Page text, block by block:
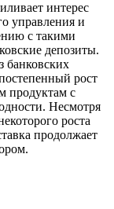
интерес
управления и
с такими
депозиты.
банковских
рост
продуктам с
Несмотря
роста
продолжает